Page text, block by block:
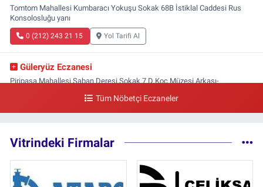
Tomtom Mahallesi Kumbaracı Yokuşu Sokak 68B İstiklal Caddesi Rus
Konsolosluğu yanı
0 (212) 243 21 15 Yol Tarifi Al
Güleryüz Eczanesi
Piripaşa Mahallesi Şaban Deresi Sokak 7 D Koç Müzesi Arkası-
Tüm Nöbetçi Eczaneler
Vitrindeki Firmalar